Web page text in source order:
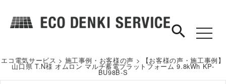
toggle
search
エコ電気サービス > 施工事例・お客様の声 > 【お客様の声・施工事例】
山口県 T.N様 オムロン マルチ蓄電プラットフォーム 9.8kWh KP-
BU98B-S